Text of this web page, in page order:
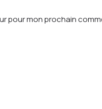
pour mon prochain